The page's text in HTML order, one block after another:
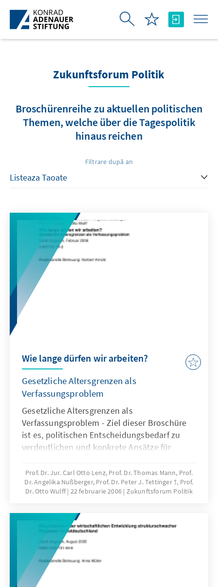
Skip to Main Content
Zukunftsforum Politik
Broschürenreihe zu aktuellen politischen
Themen, welche über die Tagespolitik
hinaus reichen
Filtrare după an
Wie lange dürfen wir arbeiten?
Gesetzliche Altersgrenzen als
Verfassungsproblem
Gesetzliche Altersgrenzen als
Verfassungsproblem - Ziel dieser Broschüre
ist es, politischen Entscheidungsbedarf zu
verdeutlichen und konkrete Ansätze für
alte Menschen sind auch künftig in das
gesellschaftliche Gefüge zu integrieren.
Prof. Dr. Jur. Carl Otto Lenz, Prof. Dr. Thomas Mann, Prof.
Dr. Angelika Nußberger, Prof. Dr. Peter J. Tettinger †, Prof.
Dr. Otto Wulff 22 februarie 2006 Zukunftsforum Politik